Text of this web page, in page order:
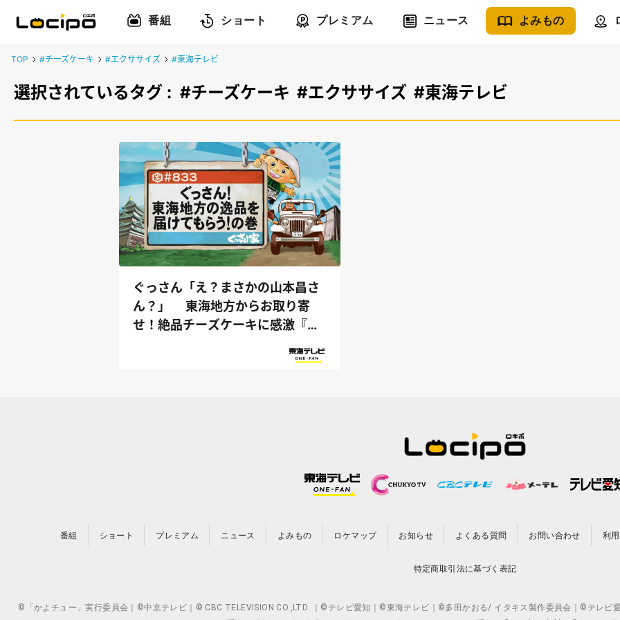
番組 ショート プレミアム ニュース よみもの
TOP #チーズケーキ #エクササイズ #東海テレビ
選択されているタグ : #チーズケーキ #エクササイズ #東海テレビ
ぐっさん「え？まさかの山本昌さ
ん？」 東海地方からお取り寄
せ！絶品チーズケーキに感激『ぐ
番組 ショート プレミアム ニュース よみもの ロケマップ お知らせ よくある質問 お問い合わせ 利
特定商取引法に基づく表記
©「かよチュー」実行委員会｜©中京テレビ｜© CBC TELEVISION CO.,LTD. ｜©テレビ愛知｜©東海テレビ｜©多田かおる/ イタキス製作委員会｜©テレビ